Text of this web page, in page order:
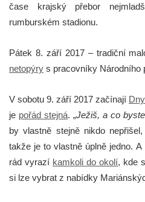
čase krajský přebor
rumburském stadionu.
Pátek 8. září 2017 – tradiční
netopýry s pracovníky Národního
V sobotu 9. září 2017 začínají
je pořád stejná. „Ježiš, a co
by vlastně stejně nikdo
takže je to vlastně úplně jedno.
rád vyrazí kamkoli do okolí, kde
si lze vybrat z nabídky